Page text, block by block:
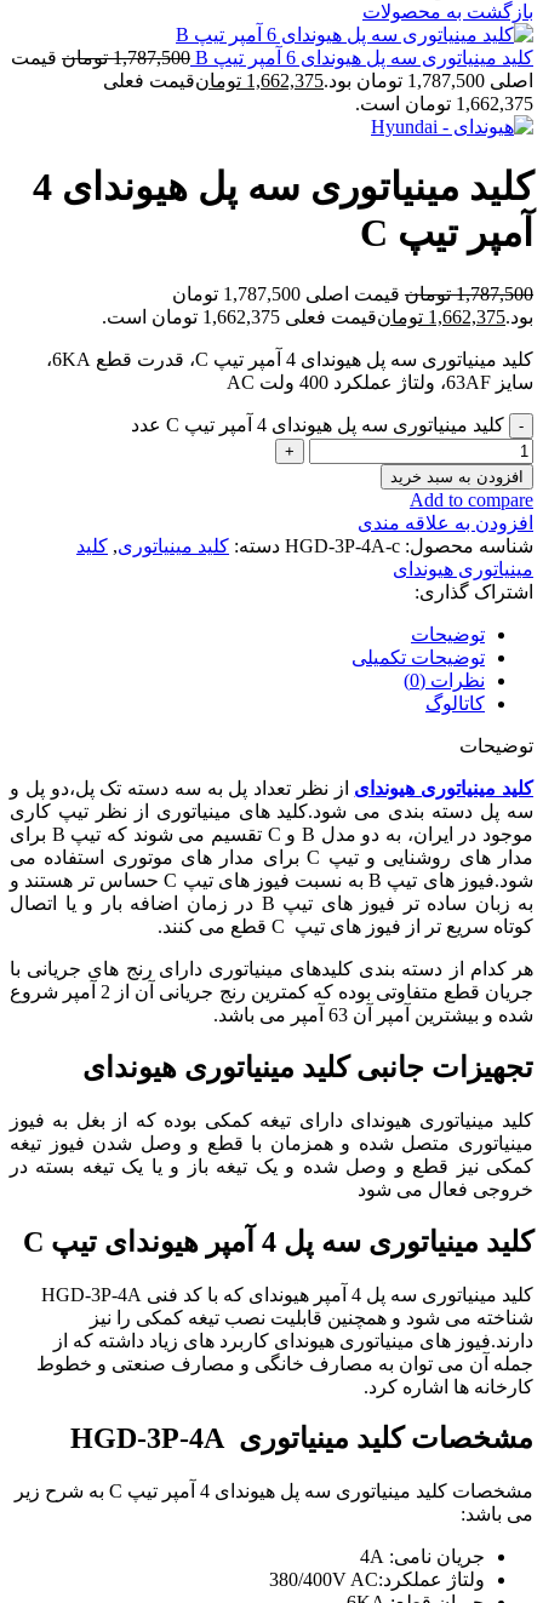
بازگشت به محصولات
کلید مینیاتوری سه پل هیوندای 6 آمپر تیپ B 1,787,500 تومان قیمت
اصلی 1,787,500 تومان بود.
1,662,375 تومانقیمت فعلی
1,662,375 تومان است.
کلید مینیاتوری سه پل هیوندای 4
آمپر تیپ C
1,787,500 تومان
قیمت اصلی 1,787,500 تومان
بود.1,662,375 تومانقیمت فعلی 1,662,375 تومان است.
کلید مینیاتوری سه پل هیوندای 4 آمپر تیپ C، قدرت قطع 6KA،
سایز 63AF، ولتاژ عملکرد 400 ولت AC
کلید مینیاتوری سه پل هیوندای 4 آمپر تیپ C عدد
افزودن به سبد خرید
Add to compare
افزودن به علاقه مندی
شناسه محصول: HGD-3P-4A-c دسته: کلید مینیاتوری, کلید
مینیاتوری هیوندای
اشتراک گذاری:
توضیحات
توضیحات تکمیلی
نظرات (0)
کاتالوگ
توضیحات
کلید مینیاتوری هیوندای از نظر تعداد پل به سه دسته تک پل،دو پل و
سه پل دسته بندی می شود.کلید های مینیاتوری از نظر تیپ کاری
موجود در ایران، به دو مدل B و C تقسیم می شوند که تیپ B برای
مدار های روشنایی و تیپ C برای مدار های موتوری استفاده می
شود.فیوز های تیپ B به نسبت فیوز های تیپ C حساس تر هستند و
به زبان ساده تر فیوز های تیپ B در زمان اضافه بار و یا اتصال
کوتاه سریع تر از فیوز های تیپ C قطع می کنند.
هر کدام از دسته بندی کلیدهای مینیاتوری دارای رنج های جریانی با
جریان قطع متفاوتی بوده که کمترین رنج جریانی آن از 2 آمپر شروع
شده و بیشترین آمپر آن 63 آمپر می باشد.
تجهیزات جانبی کلید مینیاتوری هیوندای
کلید مینیاتوری هیوندای دارای تیغه کمکی بوده که از بغل به فیوز
مینیاتوری متصل شده و همزمان با قطع و وصل شدن فیوز تیغه
کمکی نیز قطع و وصل شده و یک تیغه باز و یا یک تیغه بسته در
خروجی فعال می شود
کلید مینیاتوری سه پل 4 آمپر هیوندای تیپ C
شناخته می شود و همچنین قابلیت نصب تیغه کمکی را نیز
دارند.فیوز های مینیاتوری هیوندای کاربرد های زیاد داشته که از
جمله آن می توان به مصارف خانگی و مصارف صنعتی و خطوط
کارخانه ها اشاره کرد.
مشخصاتکلید مینیاتوری HGD-3P-4A
مشخصات کلید مینیاتوری سه پل هیوندای 4 آمپر تیپ C به شرح زیر
می باشد:
جریان نامی: 4A
ولتاژ عملکرد:380/400V AC